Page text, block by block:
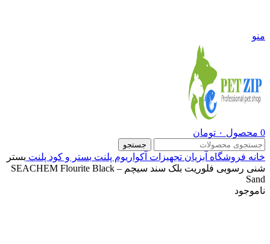
منو
0 محصول ۰ تومان
جستجو
خانه فروشگاه آبزیان تجهیزات آکواریوم پلنت بستر و کود پلنت بستر
شنی رسوبی فلوریت بلک سند سیچم – SEACHEM Flourite Black
Sand
ناموجود